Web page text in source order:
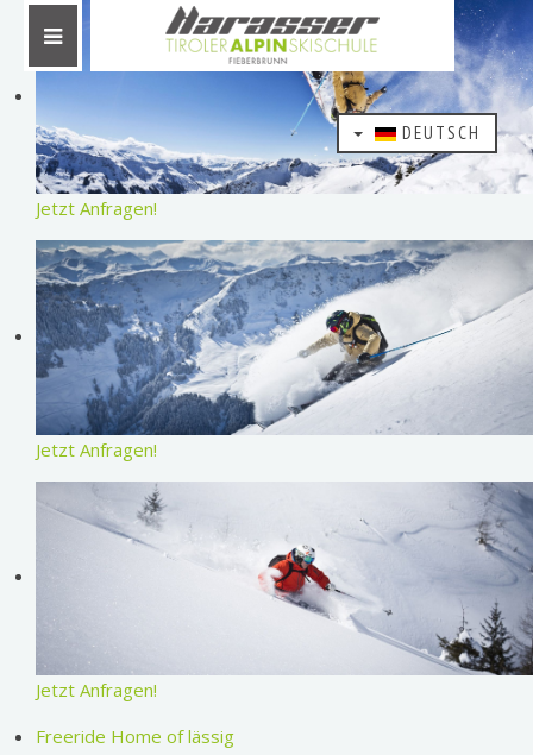
DEUTSCH
Jetzt Anfragen!
Jetzt Anfragen!
Jetzt Anfragen!
Freeride Home of lässig